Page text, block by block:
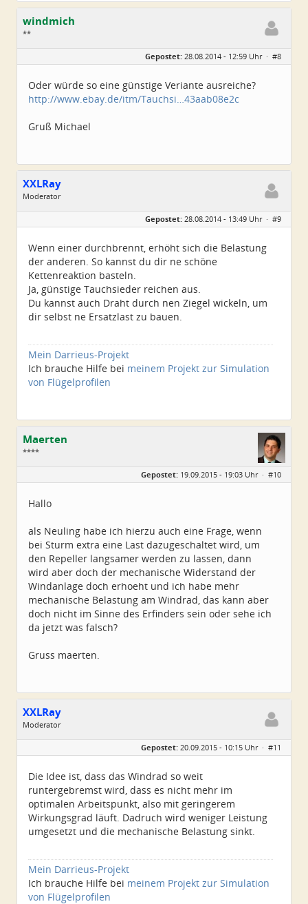
windmich
**
Dabei seit:
11 / 2008
Gepostet: 28.08.2014 - 12:59 Uhr · #8
Oder würde so eine günstige Veriante ausreiche?
http://www.ebay.de/itm/Tauchsi…43aab08e2c
Gruß Michael
XXLRay
Moderator
Geschlecht:
keine Angabe
Süd-Niedersachsen
Homepage:
xxlray.bplaced.net
Dabei seit:
11 / 2007
Gepostet: 28.08.2014 - 13:49 Uhr · #9
Wenn einer durchbrennt, erhöht sich die Belastung
der anderen. So kannst du dir ne schöne
Kettenreaktion basteln.
Ja, günstige Tauchsieder reichen aus.
Du kannst auch Draht durch nen Ziegel wickeln, um
dir selbst ne Ersatzlast zu bauen.
Mein Darrieus-Projekt
Ich brauche Hilfe bei meinem Projekt zur Simulation
von Flügelprofilen
Maerten
****
Alter:
48
Dabei seit:
Gepostet: 19.09.2015 - 19:03 Uhr · #10
Hallo
als Neuling habe ich hierzu auch eine Frage, wenn
bei Sturm extra eine Last dazugeschaltet wird, um
den Repeller langsamer werden zu lassen, dann
wird aber doch der mechanische Widerstand der
Windanlage doch erhoeht und ich habe mehr
mechanische Belastung am Windrad, das kann aber
doch nicht im Sinne des Erfinders sein oder sehe ich
da jetzt was falsch?
Gruss maerten.
XXLRay
Moderator
Geschlecht:
keine Angabe
Süd-Niedersachsen
Homepage:
xxlray.bplaced.net
Dabei seit:
11 / 2007
Gepostet: 20.09.2015 - 10:15 Uhr · #11
Die Idee ist, dass das Windrad so weit
runtergebremst wird, dass es nicht mehr im
optimalen Arbeitspunkt, also mit geringerem
Wirkungsgrad läuft. Dadruch wird weniger Leistung
umgesetzt und die mechanische Belastung sinkt.
Mein Darrieus-Projekt
Ich brauche Hilfe bei meinem Projekt zur Simulation
von Flügelprofilen